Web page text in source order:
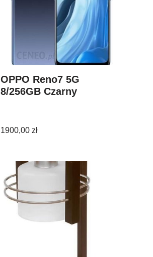
OPPO Reno7 5G
8/256GB Czarny
1900,00zł